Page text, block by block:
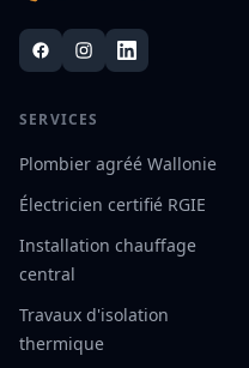
SERVICES
Plombier agréé Wallonie
Électricien certifié RGIE
Installation chauffage
central
Travaux d'isolation
thermique